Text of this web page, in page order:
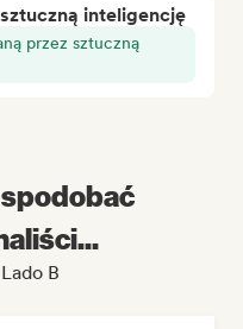
inteligencję
przez sztuczną
B